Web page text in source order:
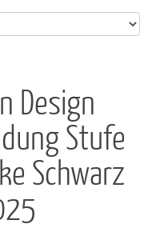
Design
Stufe
Schwarz